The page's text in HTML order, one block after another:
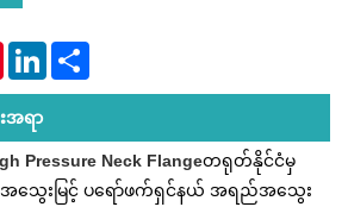
PinterestLinkedIn
အရာ
Pressure Neck Flangeတရုတ်နိုင်ငံမှ
ေးမြင့် ပရော်ဖက်ရှင်နယ် အရည်အသွေး